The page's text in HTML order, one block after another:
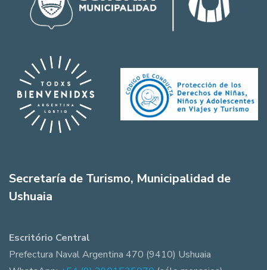
Secretaría de Turismo, Municipalidad de
Ushuaia
Escritório Central
Prefectura Naval Argentina 470 (9410) Ushuaia